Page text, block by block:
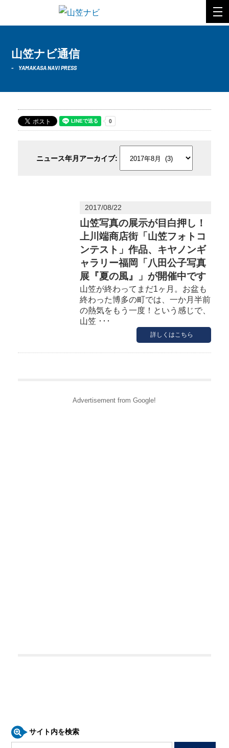
山笠ナビ通信
YAMAKASA NAVI PRESS
ニュース年月アーカイブ
2017/08/22
山笠写真の展示が目白押し！
上川端商店街「山笠フォトコ
ンテスト」作品、キヤノンギ
ャラリー福岡「八田公子写真
展『夏の風』」が開催中です
山笠が終わってまだ1ヶ月。お盆も
終わった博多の町では、一か月半前
の熱気をもう一度！という感じで、
山笠 ･･･
詳しくはこちら
サイト内を検索